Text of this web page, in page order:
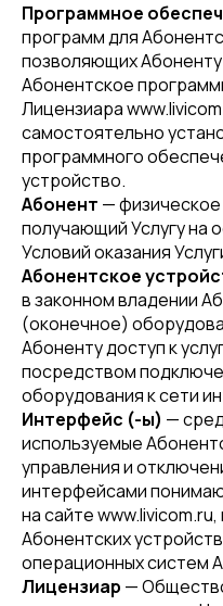
Программное
программ для
позволяющих Абоненту
Абонентское
Лицензиара
самостоятельно
программного
устройство.
Абонент —
получающий Услугу на
Условий оказания
Абонентское
в законном владении
(оконечное)
Абоненту доступ к
посредством
оборудования к сети
Интерфейс (-ы) —
используемые
управления и
интерфейсами
на сайте
Абонентских
операционных систем
Лицензиар —